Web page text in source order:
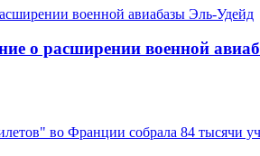
о расширении военной